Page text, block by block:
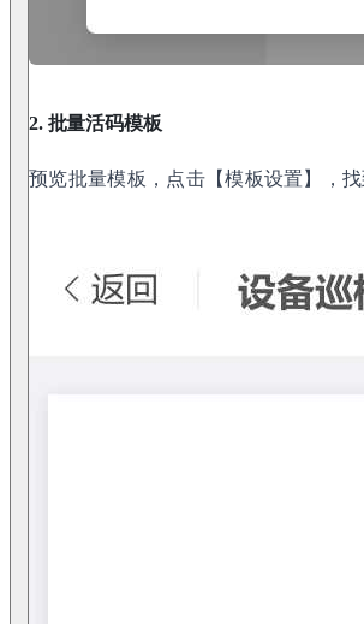
2. 批量活码模板
预览批量模板，点击【模板设置】，